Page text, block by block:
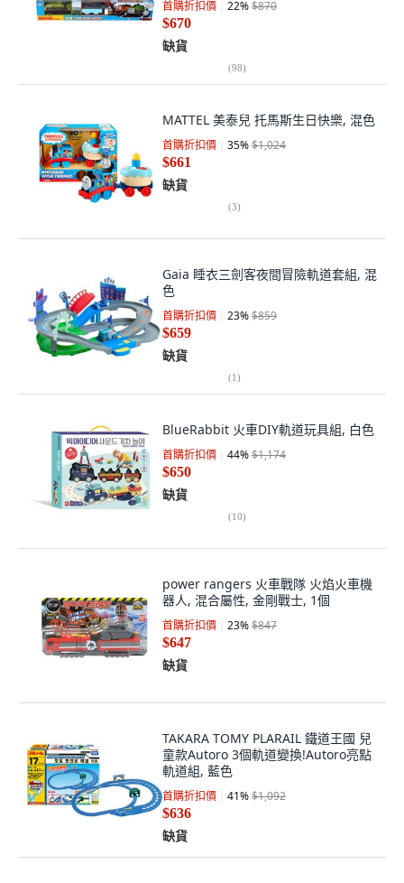
首購折扣價 22%$870
$670
缺貨
(98)
MATTEL 美泰兒 托馬斯生日快樂, 混色
首購折扣價 35%$1,024
$661
缺貨
(3)
Gaia 睡衣三劍客夜間冒險軌道套組, 混
色
首購折扣價 23%$859
$659
缺貨
(1)
BlueRabbit 火車DIY軌道玩具組, 白色
首購折扣價 44%$1,174
$650
缺貨
(10)
power rangers 火車戰隊 火焰火車機
器人, 混合屬性, 金剛戰士, 1個
首購折扣價 23%$847
$647
缺貨
TAKARA TOMY PLARAIL 鐵道王國 兒
童款Autoro 3個軌道變換!Autoro亮點
軌道組, 藍色
首購折扣價 41%$1,092
$636
缺貨